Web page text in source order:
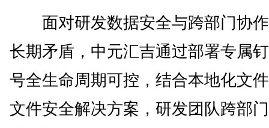
面对研发数据安全与跨部门协作
长期矛盾，中元汇吉通过部署专属
号全生命周期可控，结合本地化文
文件安全解决方案，研发团队跨部